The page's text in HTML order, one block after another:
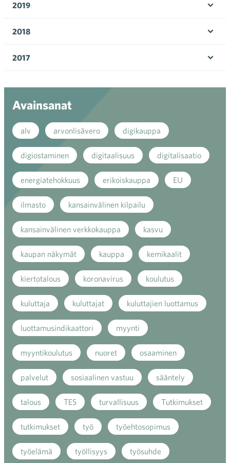
2019
2018
2017
Avainsanat
alv arvonlisävero digikauppa
digiostaminen digitaalisuus digitalisaatio
energiatehokkuus erikoiskauppa EU
ilmasto kansainvälinen kilpailu
kansainvälinen verkkokauppa kasvu
kaupan näkymät kauppa kemikaalit
kiertotalous koronavirus koulutus
kuluttaja kuluttajat kuluttajien luottamus
luottamusindikaattori myynti
myyntikoulutus nuoret osaaminen
palvelut sosiaalinen vastuu sääntely
talous TES turvallisuus Tutkimukset
tutkimukset työ työehtosopimus
työelämä työllisyys työsuhde